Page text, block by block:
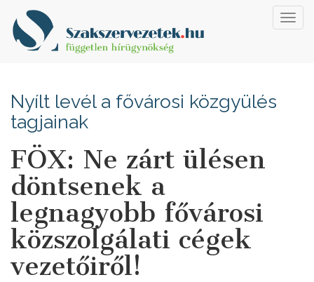
Nyílt levél a fővárosi közgyülés
tagjainak
FÖX: Ne zárt ülésen
döntsenek a
legnagyobb fővárosi
közszolgálati cégek
vezetőiről!